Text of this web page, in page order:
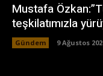
Mustafa
teşkilatımızla
Gündem 9 Ağustos